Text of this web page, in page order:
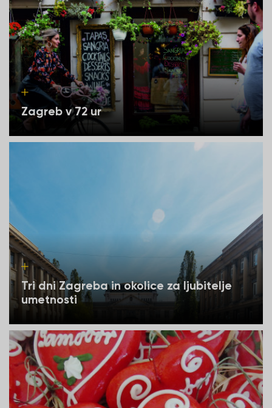
Zagreb v 72 ur
Tri dni Zagreba in okolice za ljubitelje
umetnosti